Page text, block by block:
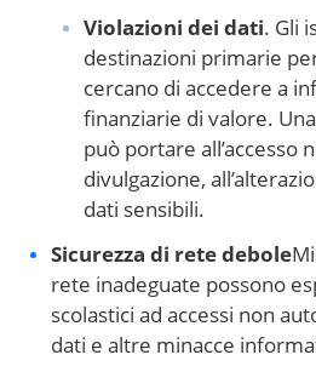
Violazioni dei dati. Gli
destinazioni primarie
cercano di accedere a
finanziarie di valore.
può portare all’accesso
divulgazione,
dati sensibili.
Sicurezza di rete debole
rete inadeguate possono
scolastici ad accessi non
dati e altre minacce